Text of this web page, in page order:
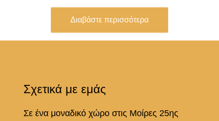
Διαβάστε περισσότερα
Σχετικά με εμάς
Σε ένα μοναδικό χώρο στις Μοίρες 25ης